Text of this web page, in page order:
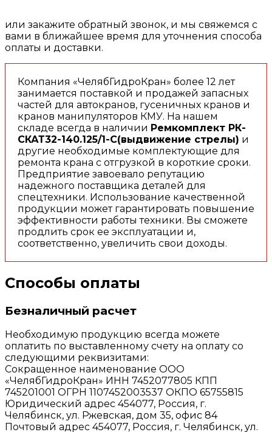
или закажите обратный звонок, и мы свяжемся с
вами в ближайшее время для уточнения способа
оплаты и доставки.
Компания «ЧелябГидроКран» более 12 лет
занимается поставкой и продажей запасных
частей для автокранов, гусеничных кранов и
кранов манипуляторов КМУ. На нашем
складе всегда в наличии Ремкомплект РК-
СКАТ32-140.125/1-С(выдвижение стрелы) и
другие необходимые комплектующие для
ремонта крана с отгрузкой в короткие сроки.
Предприятие завоевало репутацию
надежного поставщика деталей для
спецтехники. Использование качественной
продукции может гарантировать повышение
эффективности работы техники. Вы сможете
продлить срок ее эксплуатации и,
соответственно, увеличить свои доходы.
Способы оплаты
Безналичный расчет
Необходимую продукцию всегда можете
оплатить по выставленному счету на оплату со
следующими реквизитами:
Сокращенное наименование ООО
«ЧелябГидроКран» ИНН 7452077805 КПП
745201001 ОГРН 1107452003537 ОКПО 65755815
Юридический адрес 454077, Россия, г.
Челябинск, ул. Ржевская, дом 35, офис 84
Почтовый адрес 454077, Россия, г. Челябинск, ул.